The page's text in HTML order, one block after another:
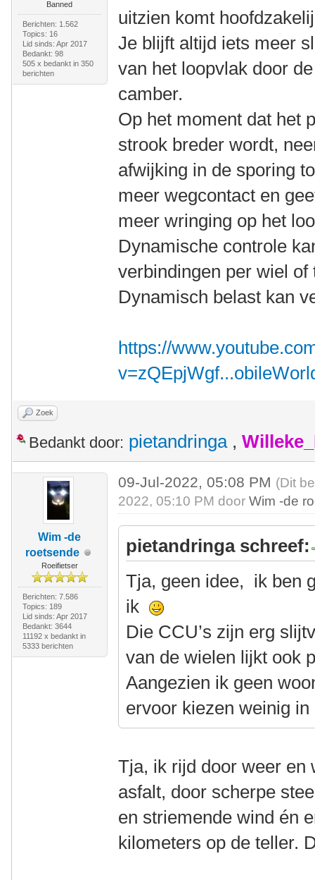
Banned
Berichten: 1.562
Topics: 16
Lid sinds: Apr 2017
Bedankt: 98
505 x bedankt in 350
berichten
uitzien komt
Je blijft altijd iets meer
van het loopvlak door
camber.
Op het moment dat het
strook breder wordt,
afwijking in de sporing
meer wegcontact en
meer wringing op het
Dynamische controle
verbindingen per wiel
Dynamisch belast kan
https://
Zoek
Bedankt door: pietandringa,
Wim -de
roetsende
Roeifietser
Berichten: 7.586
Topics: 189
Lid sinds: Apr 2017
Bedankt: 3644
11192 x bedankt in
5333 berichten
09-Jul-2022, 05:08 PM (Dit
2022, 05:10 PM doorWim -de
pietandringa schreef:
Tja, geen idee, ik ben
ik
Die CCU’s zijn erg
van de wielen lijkt ook
Aangezien ik geen
ervoor kiezen weinig
Tja, ik rijd door weer en
asfalt, door scherpe
en striemende wind én
kilometers op de teller.